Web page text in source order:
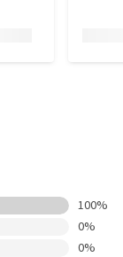
100%
0%
0%